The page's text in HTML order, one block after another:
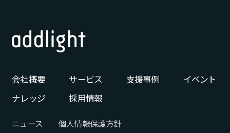
会社概要 サービス 支援事例
イベント
ナレッジ
採用情報
ニュース 個人情報保護方針